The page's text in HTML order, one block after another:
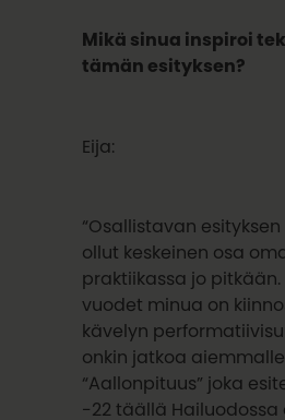
Mikä sinua inspiroi
tämän esityksen?
Eija:
“Osallistavan
ollut keskeinen osa
praktiikassa jo pitkään.
vuodet minua on
kävelyn
onkin jatkoa
“Aallonpituus” joka
-22 täällä Hailuodossa